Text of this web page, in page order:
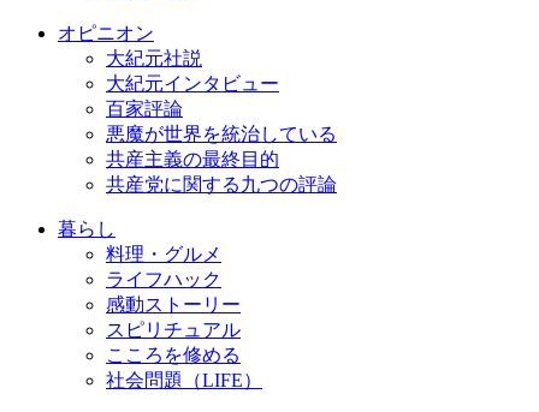
オピニオン
大紀元社説
大紀元インタビュー
百家評論
悪魔が世界を統治している
共産主義の最終目的
共産党に関する九つの評論
暮らし
料理・グルメ
ライフハック
感動ストーリー
スピリチュアル
こころを修める
社会問題（LIFE）